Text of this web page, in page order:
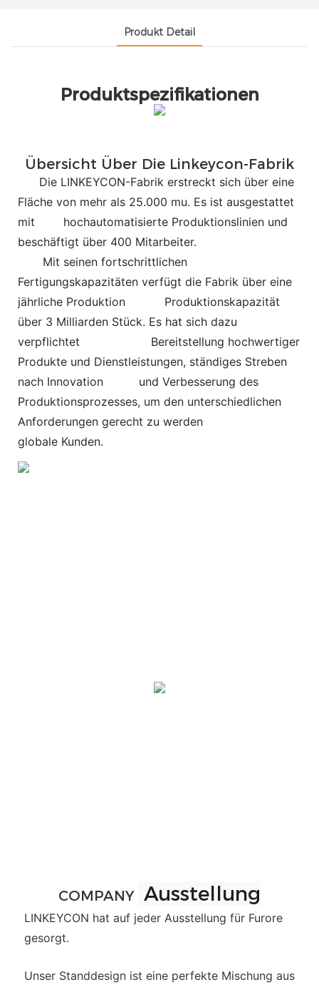
Produkt Detail
Produktspezifikationen
Übersicht Über Die Linkeycon-Fabrik
Die LINKEYCON-Fabrik erstreckt sich über eine
Fläche von mehr als 25.000 mu. Es ist ausgestattet
mit
hochautomatisierte Produktionslinien und
beschäftigt über 400 Mitarbeiter.
Mit seinen fortschrittlichen
Fertigungskapazitäten verfügt die Fabrik über eine
jährliche Produktion
Produktionskapazität
über 3 Milliarden Stück. Es hat sich dazu
verpflichtet
Bereitstellung hochwertiger
Produkte und Dienstleistungen, ständiges Streben
nach Innovation und Verbesserung des
Produktionsprozesses, um den unterschiedlichen
Anforderungen gerecht zu werden
globale Kunden.
COMPANY Ausstellung
LINKEYCON hat auf jeder Ausstellung für Furore
gesorgt.
Unser Standdesign ist eine perfekte Mischung aus